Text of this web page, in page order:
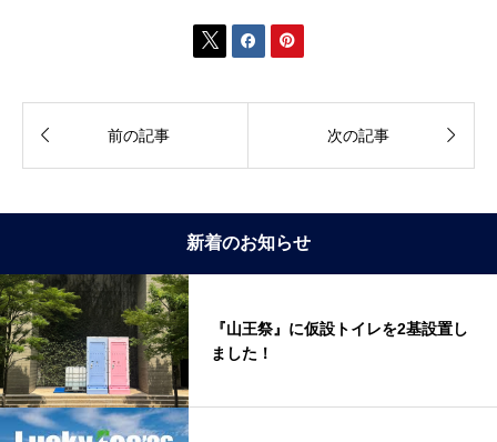
  
 前の記事 次の記事 
新着のお知らせ
『山王祭』に仮設トイレを2基設置し
ました！